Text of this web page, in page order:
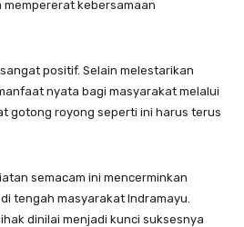
kebersamaan
positif. Selain melestarikan
nyata bagi masyarakat melalui
gotong royong seperti ini harus terus
semacam ini mencerminkan
tengah masyarakat Indramayu.
dinilai menjadi kunci suksesnya